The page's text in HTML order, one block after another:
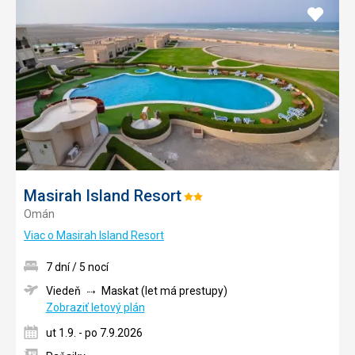
Masirah Island ResortHodnotenie:
Omán
Viac o Masirah Island Resort
Pridať
do
7 dní / 5 nocí
Viedeň
Maskat (let má prestupy)
Zobraziť letový plán
ut 1.9. - po 7.9.2026